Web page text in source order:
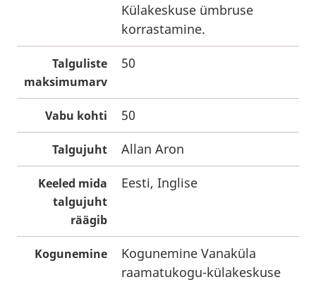
Külakeskuse ümbruse
korrastamine.
Talguliste
maksimumarv
50
Vabu kohti 50
Talgujuht Allan Aron
Keeled mida
talgujuht
räägib
Eesti, Inglise
Kogunemine
Kogunemine Vanaküla
raamatukogu-külakeskuse